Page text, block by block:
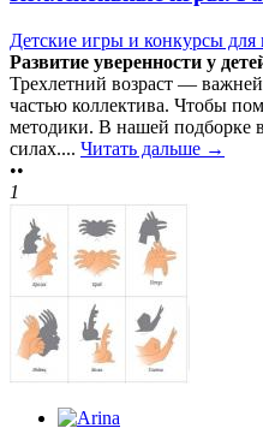
Детские игры и конкурсы
Развитие уверенности у
Трехлетний возраст —
частью коллектива. Чтобы
методики. В нашей подборке
силах.... Читать дальше →
••
1